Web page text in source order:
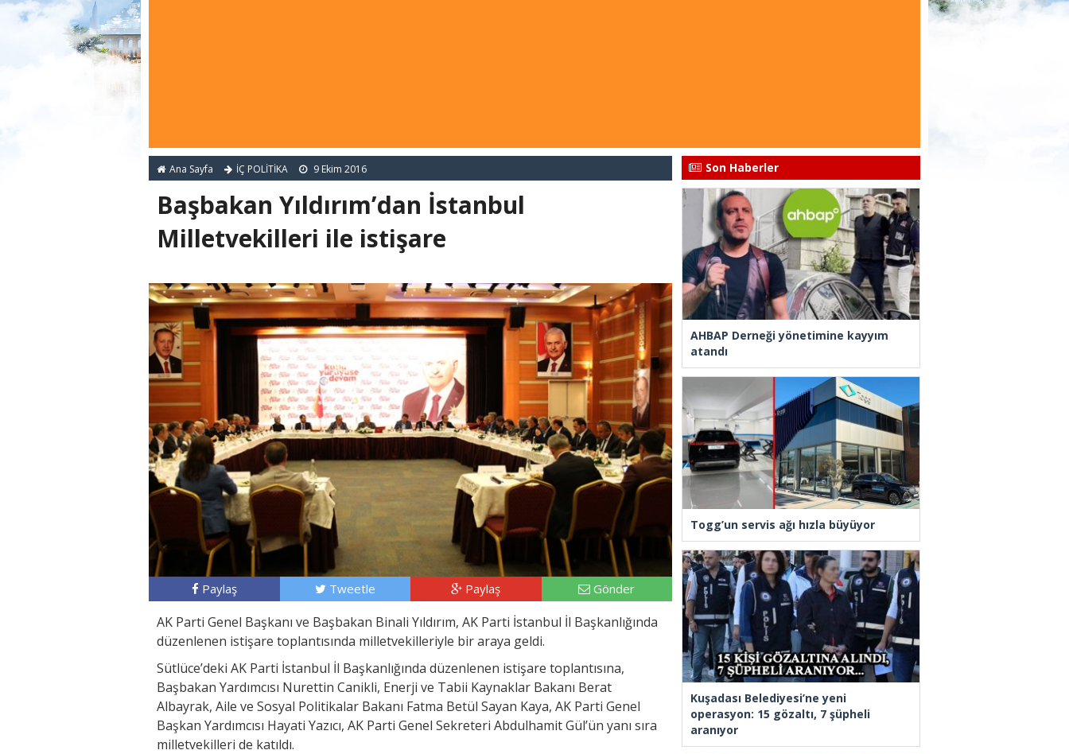
Ana Sayfa İÇ POLİTİKA 9 Ekim 2016
Başbakan Yıldırım’dan İstanbul
Milletvekilleri ile istişare
Paylaş Tweetle Paylaş Gönder
AK Parti Genel Başkanı ve Başbakan Binali Yıldırım, AK Parti İstanbul İl Başkanlığında
düzenlenen istişare toplantısında milletvekilleriyle bir araya geldi.
Sütlüce’deki AK Parti İstanbul İl Başkanlığında düzenlenen istişare toplantısına,
Başbakan Yardımcısı Nurettin Canikli, Enerji ve Tabii Kaynaklar Bakanı Berat
Albayrak, Aile ve Sosyal Politikalar Bakanı Fatma Betül Sayan Kaya, AK Parti Genel
Başkan Yardımcısı Hayati Yazıcı, AK Parti Genel Sekreteri Abdulhamit Gül’ün yanı sıra
milletvekilleri de katıldı.
Son Haberler
AHBAP Derneği yönetimine kayyım
atandı
Togg’un servis ağı hızla büyüyor
Kuşadası Belediyesi’ne yeni
operasyon: 15 gözaltı, 7 şüpheli
aranıyor